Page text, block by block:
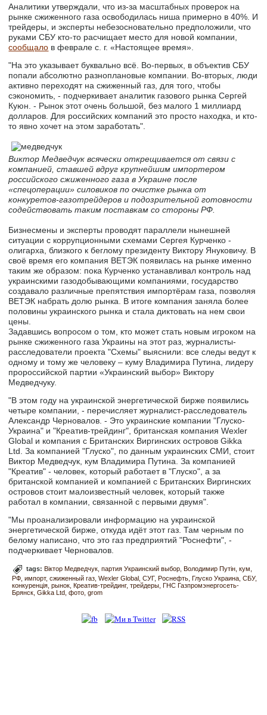
Аналитики утверждали, что из-за масштабных проверок на
рынке сжиженного газа освободилась ниша примерно в 40%. И
трейдеры, и эксперты небезосновательно предположили, что
руками СБУ кто-то расчищает место для новой компании,
сообщало в феврале с. г. «Настоящее время».
"На это указывает буквально всё. Во-первых, в объектив СБУ
попали абсолютно разноплановые компании. Во-вторых, люди
активно переходят на сжиженный газ, для того, чтобы
сэкономить, - подчеркивает аналитик газового рынка Сергей
Куюн. - Рынок этот очень большой, без малого 1 миллиард
долларов. Для российских компаний это просто находка, и кто-
то явно хочет на этом заработать".
Виктор Медведчук всячески открещивается от связи с
компанией, ставшей вдруг крупнейшим импортером
российского сжиженного газа в Украине после
«спецоперации» силовиков по очистке рынка от
конкуретов-газотрейдеров и подозрительной готовности
содействовать таким поставкам со стороны РФ.
Бизнесмены и эксперты проводят параллели нынешней
ситуации с коррупционными схемами Сергея Курченко -
олигарха, близкого к беглому президенту Виктору Януковичу. В
своё время его компания ВЕТЭК появилась на рынке именно
таким же образом: пока Курченко устанавливал контроль над
украинскими газодобывающими компаниями, государство
создавало различные препятствия импортёрам газа, позволяя
ВЕТЭК набрать долю рынка. В итоге компания заняла более
половины украинского рынка и стала диктовать на нем свои
цены.
Задавшись вопросом о том, кто может стать новым игроком на
рынке сжиженного газа Украины на этот раз, журналисты-
расследователи проекта "Схемы" выяснили: все следы ведут к
одному и тому же человеку – куму Владимира Путина, лидеру
пророссийской партии «Украинский выбор» Виктору
Медведчуку.
"В этом году на украинской энергетической бирже появились
четыре компании, - перечисляет журналист-расследователь
Александр Черновалов. - Это украинские компании "Глуско-
Украина" и "Креатив-трейдинг", британская компания Wexler
Global и компания с Британских Виргинских островов Gikka
Ltd. За компанией "Глуско", по данным украинских СМИ, стоит
Виктор Медведчук, кум Владимира Путина. За компанией
"Креатив" - человек, который работает в "Глуско", а за
британской компанией и компанией с Британских Виргинских
островов стоит малоизвестный человек, который также
работал в компании, связанной с первыми двумя".
"Мы проанализировали информацию на украинской
энергетической бирже, откуда идёт этот газ. Там черным по
белому написано, что это газ предприятий "Роснефти", -
подчеркивает Черновалов.
tags: Віктор Медведчук партия Украинский выбор Володимир Путін кум
РФ импорт сжиженный газ Wexler Global СУГ Роснефть Глуско Украина СБУ
конкуренція рынок Креатив-трейдинг трейдеры
ГНС Газпромэнергосеть-
Брянск Gikka Ltd фото grom